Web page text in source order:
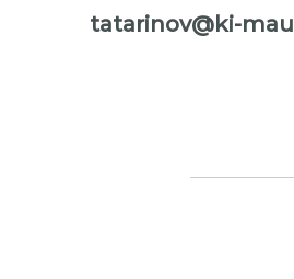
tatarinov@ki-